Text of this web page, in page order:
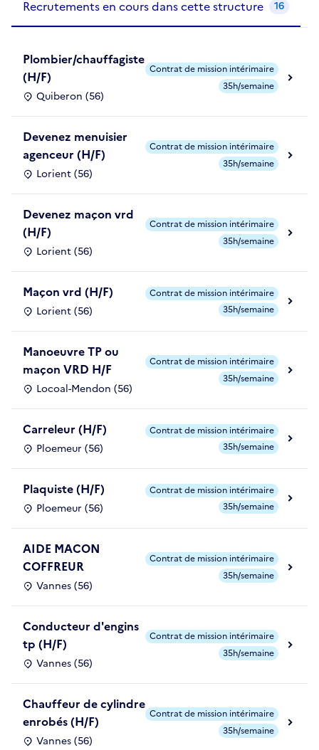
Recrutements en cours dans cette structure 16
Plombier/chauffagiste
(H/F)
Quiberon (56)
Contrat de mission intérimaire
35h/semaine
Devenez menuisier
agenceur (H/F)
Lorient (56)
Contrat de mission intérimaire
35h/semaine
Devenez maçon vrd
(H/F)
Lorient (56)
Contrat de mission intérimaire
35h/semaine
Maçon vrd (H/F)
Lorient (56)
Contrat de mission intérimaire
35h/semaine
Manoeuvre TP ou
maçon VRD H/F
Locoal-Mendon (56)
Contrat de mission intérimaire
35h/semaine
Carreleur (H/F)
Ploemeur (56)
Contrat de mission intérimaire
35h/semaine
Plaquiste (H/F)
Ploemeur (56)
Contrat de mission intérimaire
35h/semaine
AIDE MACON
COFFREUR
Vannes (56)
Contrat de mission intérimaire
35h/semaine
Conducteur d'engins
tp (H/F)
Vannes (56)
Contrat de mission intérimaire
35h/semaine
Chauffeur de cylindre
enrobés (H/F)
Vannes (56)
Contrat de mission intérimaire
35h/semaine